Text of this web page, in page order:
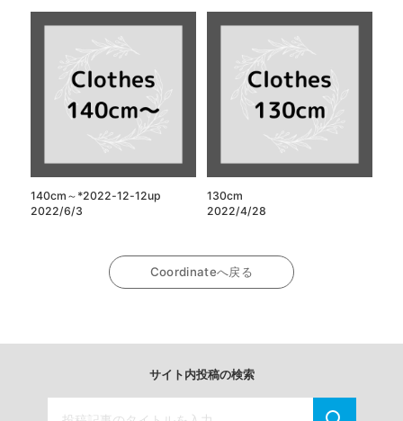
140cm～*2022-12-12up
2022/6/3
130cm
2022/4/28
Coordinateへ戻る
サイト内投稿の検索